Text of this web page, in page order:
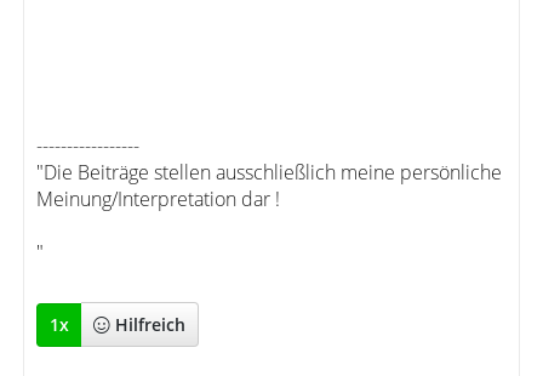
-----------------
"Die Beiträge stellen ausschließlich meine persönliche
Meinung/Interpretation dar !
"
1x Hilfreich